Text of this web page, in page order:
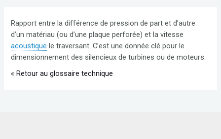
Rapport entre la différence de pression de part et d’autre
d’un matériau (ou d’une plaque perforée) et la vitesse
acoustique le traversant. C’est une donnée clé pour le
dimensionnement des silencieux de turbines ou de moteurs.
« Retour au glossaire technique